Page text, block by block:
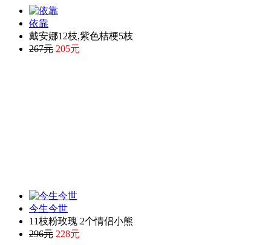
依靠
戴安娜12枝,紫色桔梗5枝
267元 205元
今生今世
11枝粉玫瑰 2个情侣小熊
296元 228元